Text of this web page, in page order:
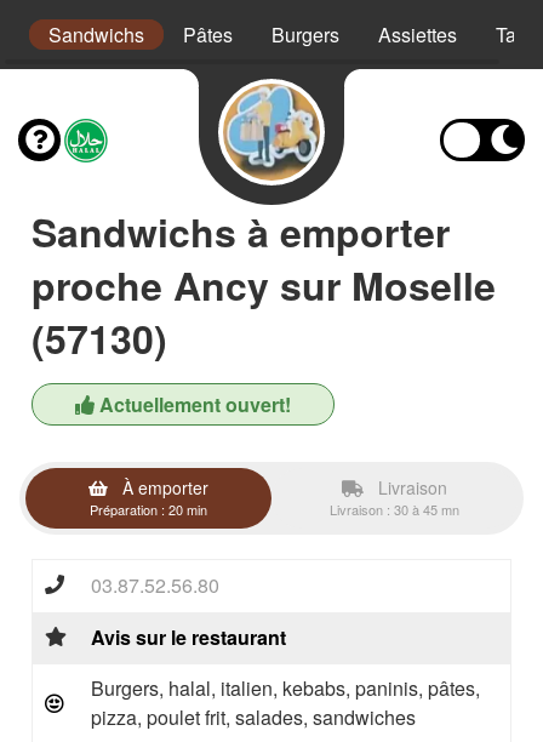
Sandwichs Pâtes Burgers Assiettes
Sandwichs à emporter
proche Ancy sur Moselle
(57130)
Actuellement ouvert!
À emporter
Préparation : 20 min
Livraison
Livraison : 30 à 45 mn
03.87.52.56.80
Avis sur le restaurant
Burgers, halal, italien, kebabs, paninis, pâtes,
pizza, poulet frit, salades, sandwiches